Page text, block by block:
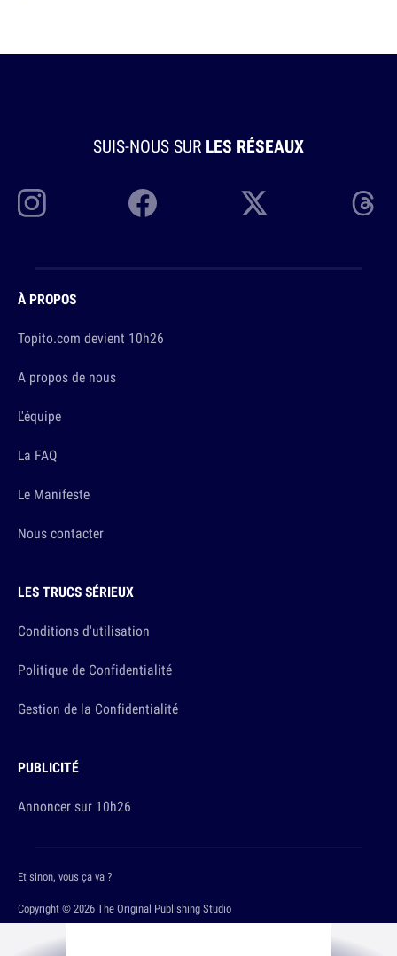
SUIS-NOUS SUR LES RÉSEAUX
À PROPOS
Topito.com devient 10h26
A propos de nous
L'équipe
La FAQ
Le Manifeste
Nous contacter
LES TRUCS SÉRIEUX
Conditions d'utilisation
Politique de Confidentialité
Gestion de la Confidentialité
PUBLICITÉ
Annoncer sur 10h26
Copyright © 2026 The Original Publishing Studio
Et sinon, vous ça va ?